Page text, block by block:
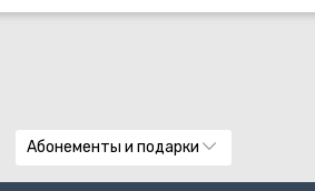
Абонементы и подарки